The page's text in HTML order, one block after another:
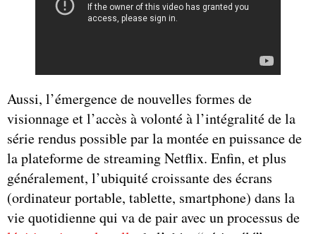
Aussi, l’émergence de nouvelles formes de
visionnage et l’accès à volonté à l’intégralité de la
série rendus possible par la montée en puissance de
la plateforme de streaming Netflix. Enfin, et plus
généralement, l’ubiquité croissante des écrans
(ordinateur portable, tablette, smartphone) dans la
vie quotidienne qui va de pair avec un processus de